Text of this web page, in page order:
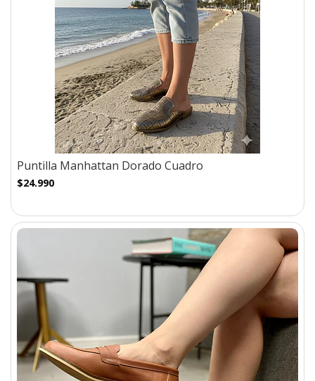
Puntilla Manhattan Dorado Cuadro
$24.990